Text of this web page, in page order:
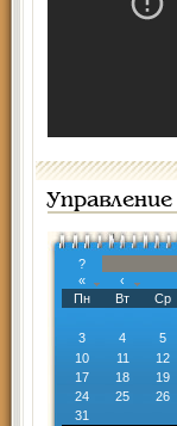
Управление
?
«
‹
Пн
Вт Ср
3
4 5
10
11 12
17
18 19
24
25 26
31